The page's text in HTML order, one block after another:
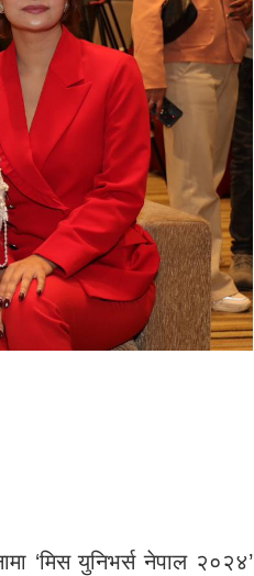
‘मिस युनिभर्स नेपाल २०२४’